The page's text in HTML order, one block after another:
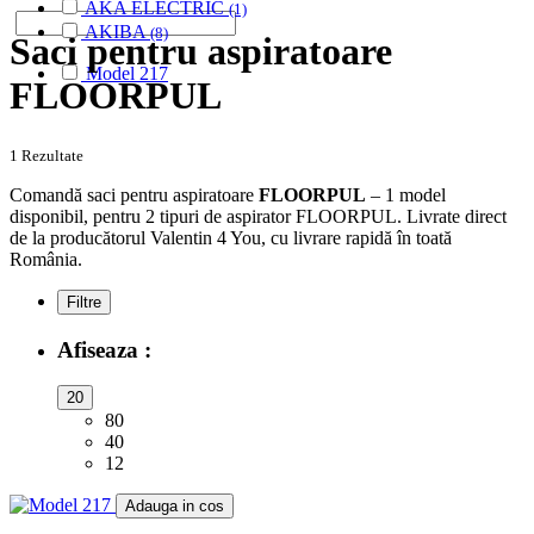
AKA ELECTRIC (1)
AKIBA (8)
ALASKA (28)
ALBATROS (9)
ALFATEC (17)
ALMERIA (1)
ALPINA (10)
ALTIC (3)
ALTUS
AMADIS
AMROS
AMSTERDAM
AMSTRAD
ANTECH
APL
AR-TECH (3)
Model 217
Saci pentru aspiratoare
FLOORPUL
1 Rezultate
Comandă saci pentru aspiratoare FLOORPUL – 1 model
disponibil, pentru 2 tipuri de aspirator FLOORPUL. Livrate direct
de la producătorul Valentin 4 You, cu livrare rapidă în toată
România.
Filtre
Afiseaza :
20
80
40
12
Adauga in cos